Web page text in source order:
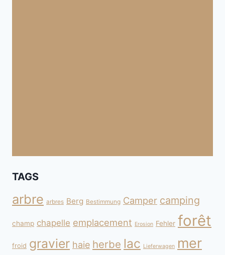
TAGS
arbre arbres Berg Bestimmung Camper camping
champ chapelle emplacement Erosion Fehler forêt
froid gravier haie herbe lac Lieferwagen mer